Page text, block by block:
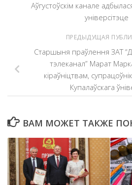
Аўгустоўскім канале
універсітэце
ПРЕДЫДУЩАЯ
Старшыня праўлення ЗАТ
тэлеканал” Марат
кіраўніцтвам,
Купалаўскага
ВАМ МОЖЕТ ТАКЖЕ